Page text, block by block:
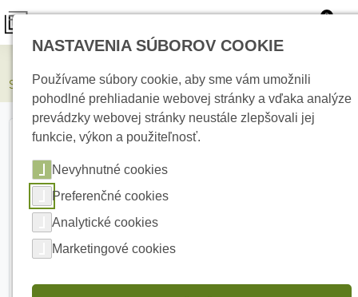
0
Seagate HDD10T 24/7 10TB sata disk
NASTAVENIA SÚBOROV COOKIE
Používame súbory cookie, aby sme vám umožnili
pohodlné prehliadanie webovej stránky a vďaka analýze
prevádzky webovej stránky neustále zlepšovali jej
funkcie, výkon a použiteľnosť.
Nevyhnutné cookies
Preferenčné cookies
Analytické cookies
Marketingové cookies